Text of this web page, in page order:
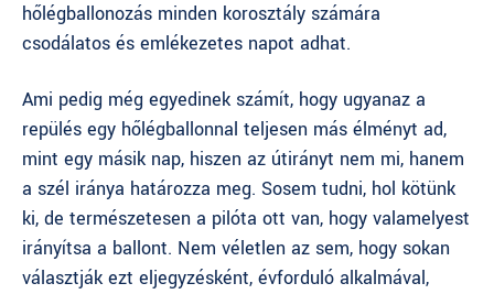
hőlégballonozás minden korosztály számára
csodálatos és emlékezetes napot adhat.
Ami pedig még egyedinek számít, hogy ugyanaz a
repülés egy hőlégballonnal teljesen más élményt ad,
mint egy másik nap, hiszen az útirányt nem mi, hanem
a szél iránya határozza meg. Sosem tudni, hol kötünk
ki, de természetesen a pilóta ott van, hogy valamelyest
irányítsa a ballont. Nem véletlen az sem, hogy sokan
választják ezt eljegyzésként, évforduló alkalmával,